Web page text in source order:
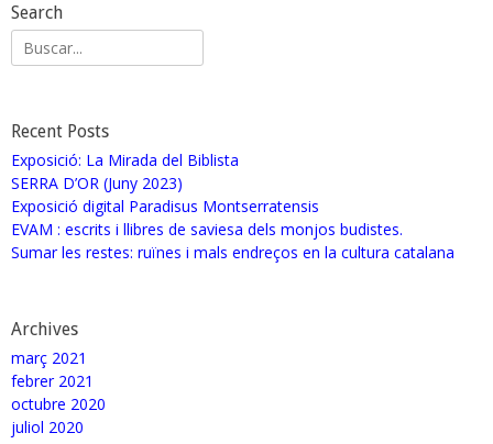
Search
Recent Posts
Exposició: La Mirada del Biblista
SERRA D’OR (Juny 2023)
Exposició digital Paradisus Montserratensis
EVAM : escrits i llibres de saviesa dels monjos budistes.
Sumar les restes: ruïnes i mals endreços en la cultura catalana
Archives
març 2021
febrer 2021
octubre 2020
juliol 2020